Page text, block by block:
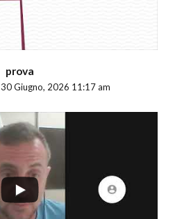
prova
30 Giugno, 2026 11:17 am